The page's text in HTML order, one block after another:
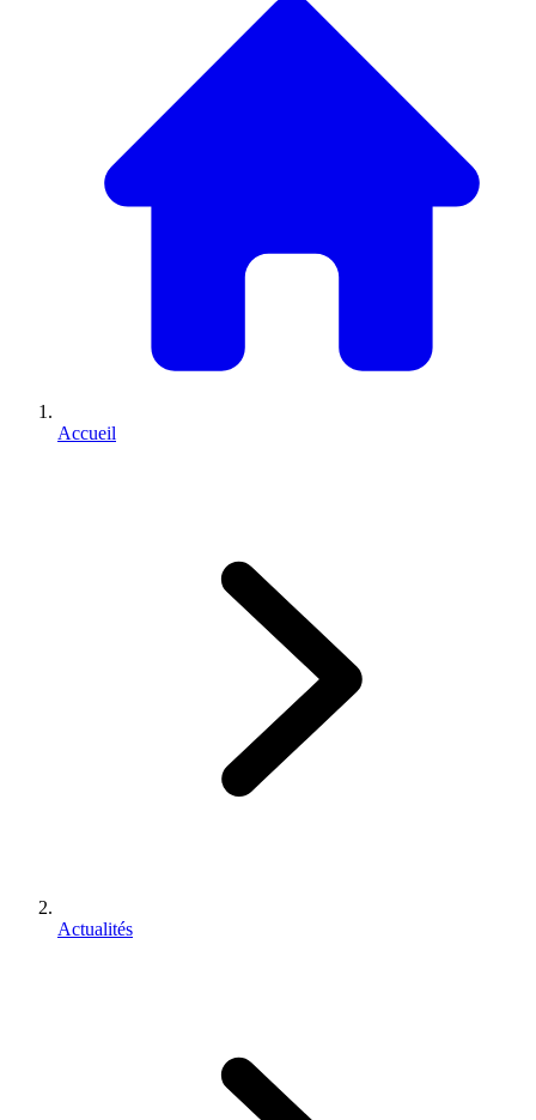
Accueil
Actualités